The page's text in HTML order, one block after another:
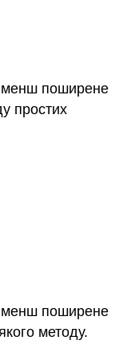
поширене
простих
поширене
методу.